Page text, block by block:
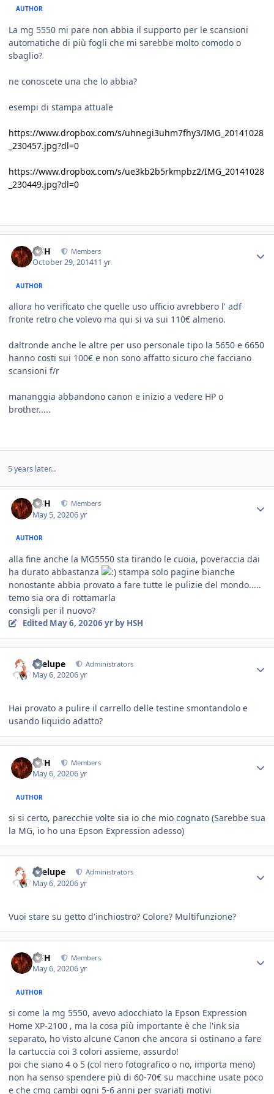
AUTHOR
La mg 5550 mi pare non abbia il supporto per le scansioni
automatiche di più fogli che mi sarebbe molto comodo o
sbaglio?
ne conoscete una che lo abbia?
esempi di stampa attuale
https://www.dropbox.com/s/uhnegi3uhm7fhy3/IMG_20141028
_230457.jpg?dl=0
https://www.dropbox.com/s/ue3kb2b5rkmpbz2/IMG_20141028
_230449.jpg?dl=0
HSH Members
October 29, 201411 yr
AUTHOR
allora ho verificato che quelle uso ufficio avrebbero l' adf
fronte retro che volevo ma qui si va sui 110€ almeno.
daltronde anche le altre per uso personale tipo la 5650 e 6650
hanno costi sui 100€ e non sono affatto sicuro che facciano
scansioni f/r
mananggia abbandono canon e inizio a vedere HP o
brother.....
5 years later...
HSH Members
May 5, 20206 yr
AUTHOR
alla fine anche la MG5550 sta tirando le cuoia, poveraccia dai
ha durato abbastanza
stampa solo pagine bianche
nonostante abbia provato a fare tutte le pulizie del mondo.....
temo sia ora di rottamarla
consigli per il nuovo?
Edited May 6, 20206 yrby HSH
Toelupe Administrators
May 6, 20206 yr
Hai provato a pulire il carrello delle testine smontandolo e
usando liquido adatto?
HSH Members
May 6, 20206 yr
AUTHOR
si si certo, parecchie volte sia io che mio cognato (Sarebbe sua
la MG, io ho una Epson Expression adesso)
Toelupe Administrators
May 6, 20206 yr
Vuoi stare su getto d'inchiostro? Colore? Multifunzione?
HSH Members
May 6, 20206 yr
AUTHOR
si come la mg 5550, avevo adocchiato la Epson Expression
Home XP-2100 , ma la cosa più importante è che l'ink sia
separato, ho visto alcune Canon che ancora si ostinano a fare
la cartuccia coi 3 colori assieme, assurdo!
poi che siano 4 o 5 (col nero fotografico o no, importa meno)
non ha senso spendere più di 60-70€ su macchine usate poco
e che cmq cambi ogni 5-6 anni per svariati motivi